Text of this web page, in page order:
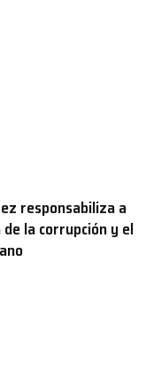
responsabiliza a
la corrupción y el